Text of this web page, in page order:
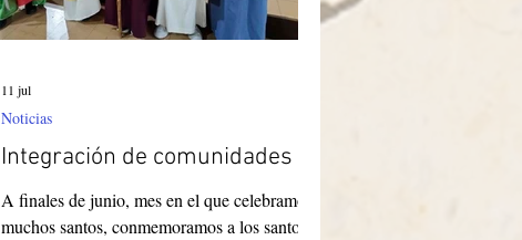
Integración de comunidades
A finales de junio, mes en el que celebramos a
muchos santos, conmemoramos a los santos
Noticias
11 jul